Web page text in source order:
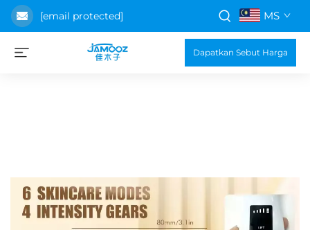
[email protected] MS
Dapatkan Sebut Harga